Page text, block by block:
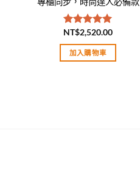
評分5.00
滿分 5
NT$2,520.00
加入購物車